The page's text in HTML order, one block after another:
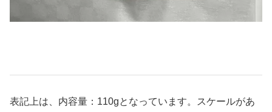
表記上は、内容量：110gとなっています。スケールがあ